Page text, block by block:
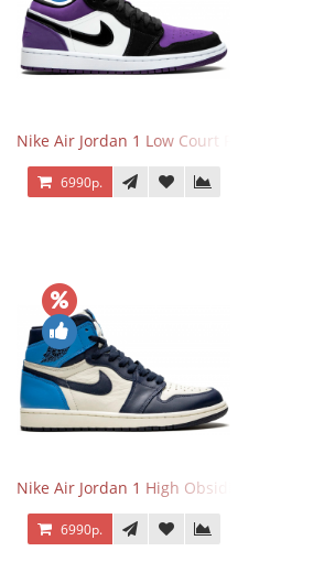
Nike Air Jordan 1 Low Court Purple
6990р.
Nike Air Jordan 1 High Obsidian
6990р.